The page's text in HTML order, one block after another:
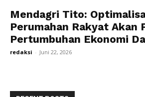
Mendagri Tito:
Perumahan Rakyat Akan
Pertumbuhan Ekonomi
redaksi - Juni 22, 2026